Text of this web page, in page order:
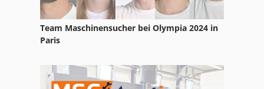
Team Maschinensucher bei Olympia 2024 in
Paris